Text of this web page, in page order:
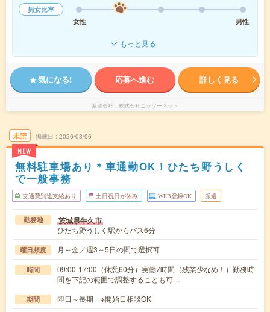
男女比率
女性
男性
もっと見る
気になる! 応募へ進む 詳しく見る
派遣会社 株式会社ニッソーネット
未読
NEW
掲載日 2026/08/06
無料駐車場あり＊車通勤OK！ひたち野うしく
で一般事務
交通費別途支給あり 土日祝日が休み WEB登録OK 派遣
勤務地 茨城県牛久市
ひたち野うしく駅からバス6分
曜日頻度 月～金／週3～5日の間で選択可
時間
09:00-17:00（休憩60分）実働7時間（残業少なめ！）勤務時
間を下記の範囲で調整することも可…
期間 即日～長期 ※開始日相談OK